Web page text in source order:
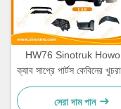
HW76 Sinotruk Howo
ক্যাব সাপ্রে পার্টস কেবিনের খুচরা
সেরা দাম পান